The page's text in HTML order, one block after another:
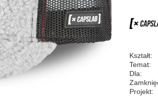
Kształt:
Temat:
Dla:
Projekt: